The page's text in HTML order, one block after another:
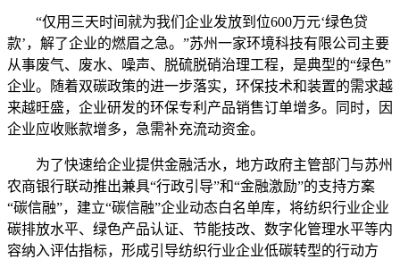
“仅用三天时间就为我们企业发放到位600万元‘绿色贷
款’，解了企业的燃眉之急。”苏州一家环境科技有限公司主要
从事废气、废水、噪声、脱硫脱硝治理工程，是典型的“绿色”
企业。随着双碳政策的进一步落实，环保技术和装置的需求越
来越旺盛，企业研发的环保专利产品销售订单增多。同时，因
企业应收账款增多，急需补充流动资金。
为了快速给企业提供金融活水，地方政府主管部门与苏州
农商银行联动推出兼具“行政引导”和“金融激励”的支持方案
“碳信融”，建立“碳信融”企业动态白名单库，将纺织行业企业
碳排放水平、绿色产品认证、节能技改、数字化管理水平等内
容纳入评估指标，形成引导纺织行业企业低碳转型的行动方